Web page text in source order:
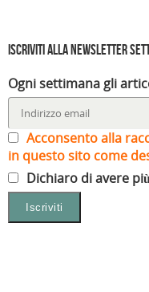
Iscriviti alla Newsletter
Ogni settimana gli
Acconsento alla
in questo sito come
Dichiaro di avere